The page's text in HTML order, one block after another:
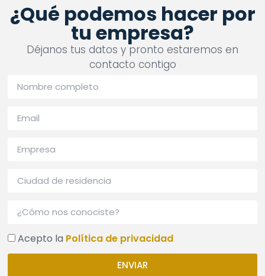
¿Qué podemos hacer por
tu empresa?
Déjanos tus datos y pronto estaremos en
contacto contigo
Acepto la Política de privacidad
ENVIAR